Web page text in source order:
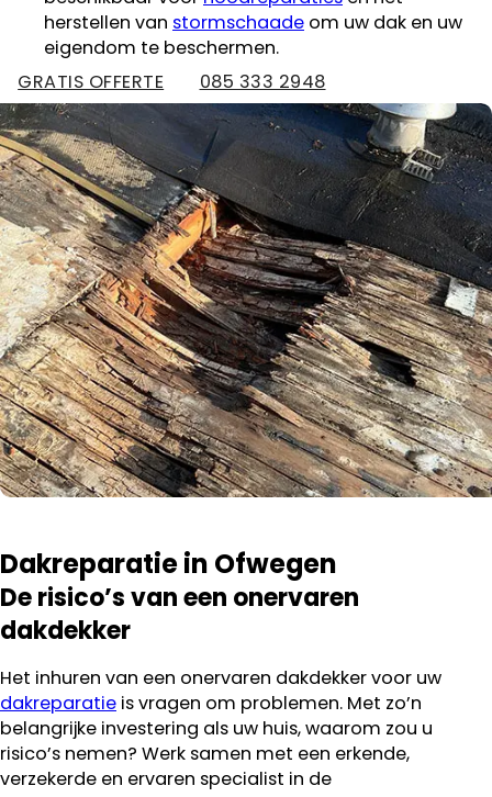
herstellen van stormschaade om uw dak en uw
eigendom te beschermen.
GRATIS OFFERTE
085 333 2948
Dakreparatie in Ofwegen
De risico’s van een onervaren
dakdekker
Het inhuren van een onervaren dakdekker voor uw
dakreparatie is vragen om problemen. Met zo’n
belangrijke investering als uw huis, waarom zou u
risico’s nemen? Werk samen met een erkende,
verzekerde en ervaren specialist in de